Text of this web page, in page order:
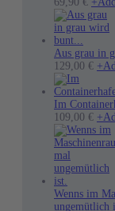
Aus grau in
129,00 € +
Im
109,00 € +
Wenns im
ungemütlich